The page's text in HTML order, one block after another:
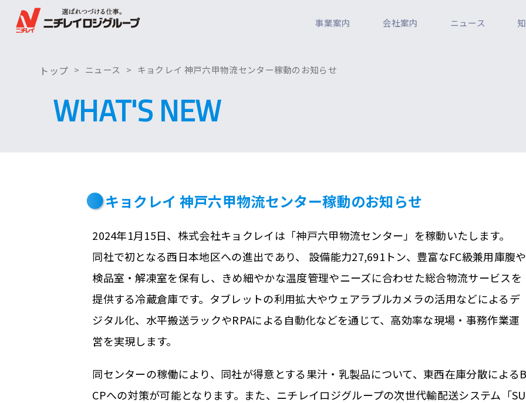
事業案内 会社案内 ニュース
トップ ニュース キョクレイ 神戸六甲物流センター稼動のお知らせ
WHAT'S NEW
キョクレイ 神戸六甲物流センター稼動のお知らせ
2024年1月15日、株式会社キョクレイは「神戸六甲物流センター」を稼動いたします。
同社で初となる西日本地区への進出であり、 設備能力27,691トン、豊富なFC級兼用庫腹や
検品室・解凍室を保有し、きめ細やかな温度管理やニーズに合わせた総合物流サービスを
提供する冷蔵倉庫です。タブレットの利用拡大やウェアラブルカメラの活用などによるデ
ジタル化、水平搬送ラックやRPAによる自動化などを通じて、高効率な現場・事務作業運
営を実現します。
同センターの稼働により、同社が得意とする果汁・乳製品について、東西在庫分散による
CPへの対策が可能となります。また、ニチレイロジグループの次世代輸配送システム「SU